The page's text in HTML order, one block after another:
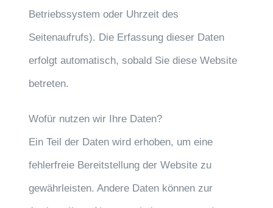
Betriebssystem oder Uhrzeit des
Seitenaufrufs). Die Erfassung dieser Daten
erfolgt automatisch, sobald Sie diese Website
betreten.
Wofür nutzen wir Ihre Daten?
Ein Teil der Daten wird erhoben, um eine
fehlerfreie Bereitstellung der Website zu
gewährleisten. Andere Daten können zur